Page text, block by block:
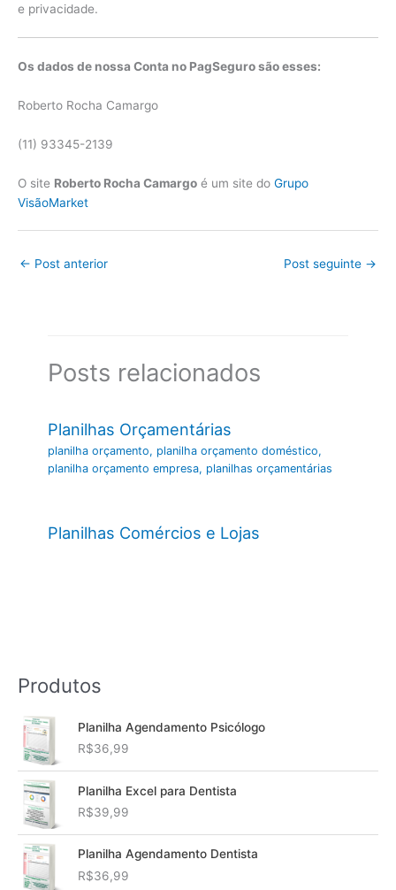
e privacidade.
Os dados de nossa Conta no PagSeguro são esses:
Roberto Rocha Camargo
(11) 93345-2139
O site Roberto Rocha Camargo é um site do Grupo
VisãoMarket
← Post anterior Post seguinte →
Posts relacionados
Planilhas Orçamentárias
planilha orçamento, planilha orçamento doméstico,
planilha orçamento empresa, planilhas orçamentárias
Planilhas Comércios e Lojas
Produtos
Planilha Agendamento Psicólogo
R$36,99
Planilha Excel para Dentista
R$39,99
Planilha Agendamento Dentista
R$36,99